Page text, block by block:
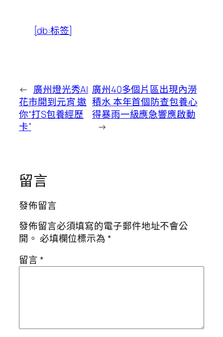
[db:标签]
← 廣州燈光秀AI
花市開到元宵 邀
你“打S包養經歷
卡”
廣州40多個片區出現內澇
積水 本年首個防查包養心
得暴雨一級應急響應啟動
→
留言
發佈留言
發佈留言必須填寫的電子郵件地址不會公
開。 必填欄位標示為*
留言*